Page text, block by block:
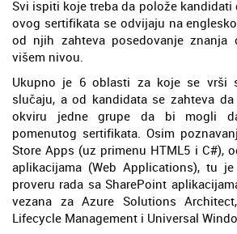
Svi ispiti koje treba da polože
ovog sertifikata se odvijaju na
od njih zahteva posedovanje
višem nivou.
Ukupno je 6 oblasti za koje se vrši
slučaju, a od kandidata se zahteva
okviru jedne grupe da bi mogli
pomenutog sertifikata. Osim
Store Apps (uz primenu HTML5 i C#),
aplikacijama (Web Applications), tu
proveru rada sa SharePoint
vezana za Azure Solutions
Lifecycle Management i Universal